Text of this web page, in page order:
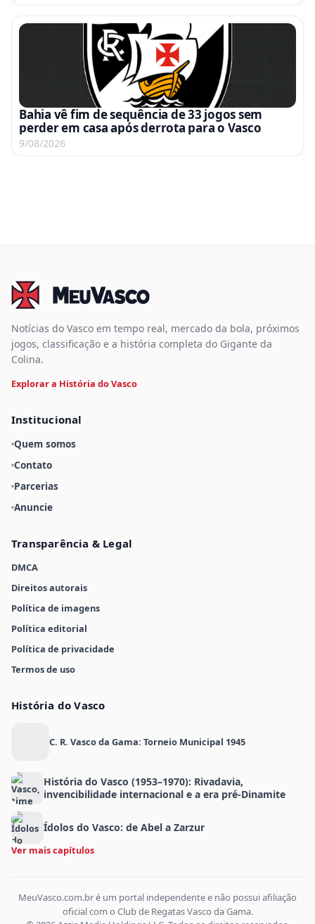
Bahia vê fim de sequência de 33 jogos sem
perder em casa após derrota para o Vasco
9/08/2026
Notícias do Vasco em tempo real, mercado da bola, próximos
jogos, classificação e a história completa do Gigante da
Colina.
Explorar a História do Vasco
Institucional
Quem somos
Contato
Parcerias
Anuncie
Transparência & Legal
DMCA
Direitos autorais
Política de imagens
Política editorial
Política de privacidade
Termos de uso
História do Vasco
C. R. Vasco da Gama: Torneio Municipal 1945
História do Vasco (1953–1970): Rivadavia,
invencibilidade internacional e a era pré-Dinamite
Ídolos do Vasco: de Abel a Zarzur
Ver mais capítulos
MeuVasco.com.br é um portal independente e não possui afiliação
oficial com o Club de Regatas Vasco da Gama.